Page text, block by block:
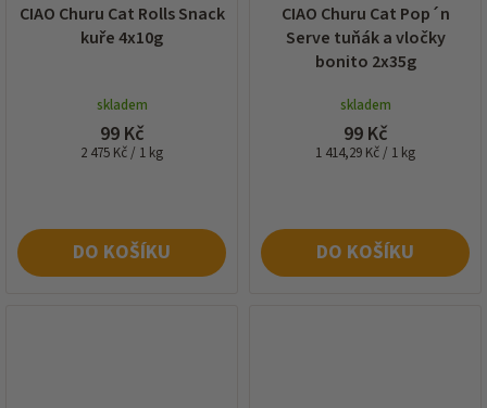
CIAO Churu Cat Rolls Snack
kuře 4x10g
skladem
99 Kč
Měrná
2 475 Kč / 1 kg
DO KOŠÍKU
CIAO Churu Cat Pop´n
Serve tuňák a vločky
bonito 2x35g
skladem
99 Kč
Měrná
1 414,29 Kč / 1 kg
DO KOŠÍKU